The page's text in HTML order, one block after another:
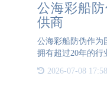
公海彩船
供商
公海彩船防伪作为
拥有超过20年的行
富的实践经验，公
选合作伙伴。公海
2026-07-08 17:58